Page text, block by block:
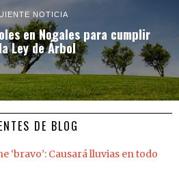
NOTICIA
en Nogales para cumplir
Ley de Árbol
DE BLOG